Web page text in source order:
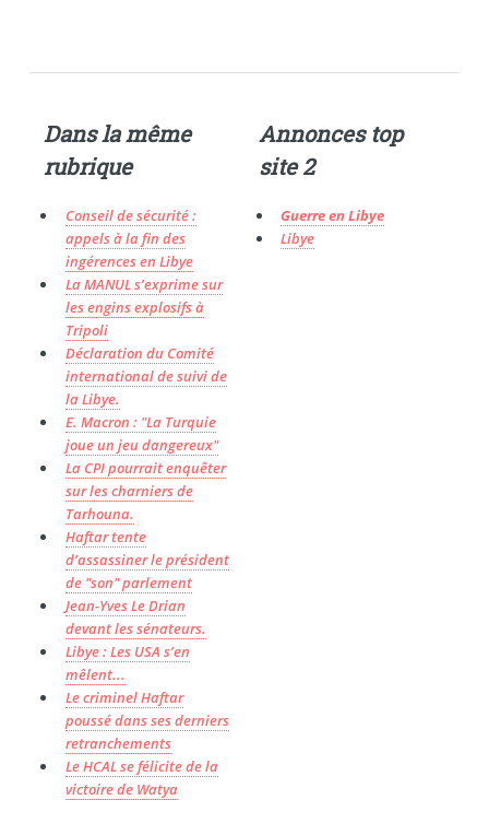
Dans la même
rubrique
Conseil de sécurité :
appels à la fin des
ingérences en Libye
La MANUL s’exprime sur
les engins explosifs à
Tripoli
Déclaration du Comité
international de suivi de
la Libye.
E. Macron : "La Turquie
joue un jeu dangereux"
La CPI pourrait enquêter
sur les charniers de
Tarhouna.
Haftar tente
d’assassiner le président
de "son" parlement
Jean-Yves Le Drian
devant les sénateurs.
Libye : Les USA s’en
mêlent...
Le criminel Haftar
poussé dans ses derniers
retranchements
Le HCAL se félicite de la
victoire de Watya
Annonces top
site 2
Guerre en Libye
Libye